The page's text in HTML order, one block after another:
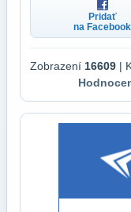
Pridať
na Facebook
Zobrazení 16609 |